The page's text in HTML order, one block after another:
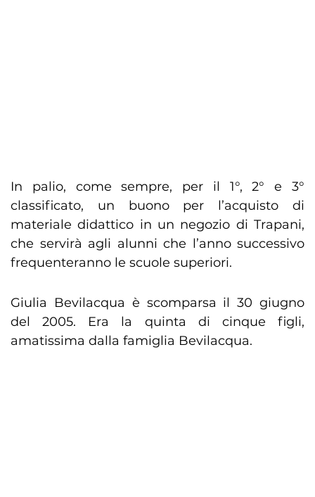
In palio, come sempre, per il 1°, 2° e 3°
classificato, un buono per l’acquisto di
materiale didattico in un negozio di Trapani,
che servirà agli alunni che l’anno successivo
frequenteranno le scuole superiori.
Giulia Bevilacqua è scomparsa il 30 giugno
del 2005. Era la quinta di cinque figli,
amatissima dalla famiglia Bevilacqua.